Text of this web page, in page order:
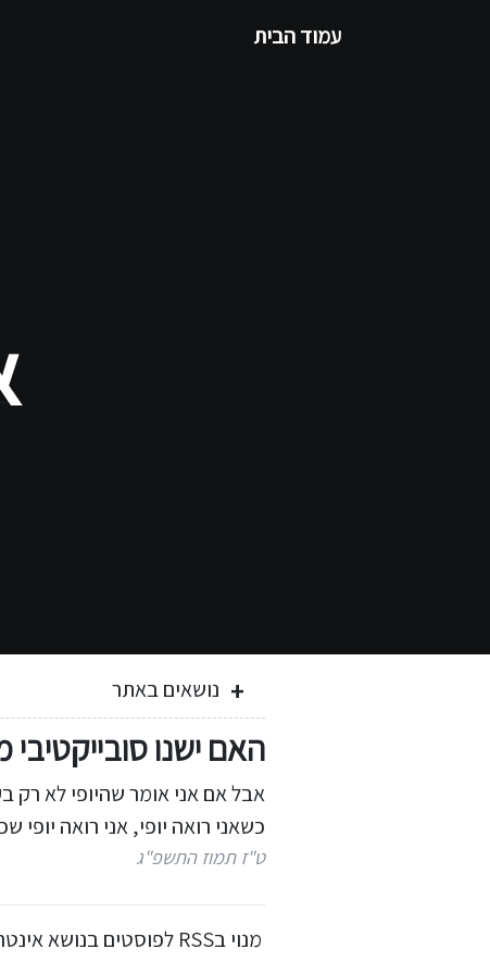
עמוד הבית
נושאים באתר
האם ישנו
אבל אם אני אומר שהיופי לא רק
כשאני רואה יופי, אני רואה
ט"ז תמוז התשפ"ג
מנוי בRSS לפוסטים בנושא אינטרסובייקטיבי